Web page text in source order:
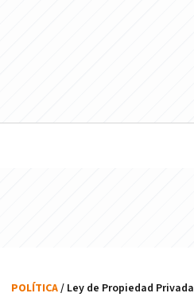
POLÍTICA/ Ley de Propiedad Privada